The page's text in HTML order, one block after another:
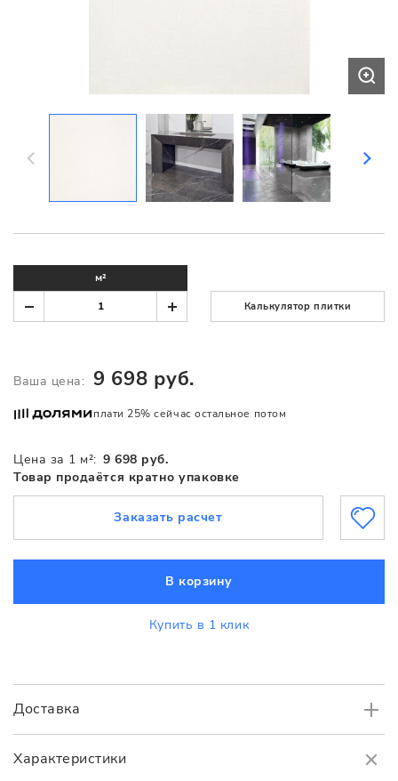
Характеристики
Доставка
Доставка
Цена за 1 м²: 9 698 руб.
Товар продаётся кратно упаковке
м²
Калькулятор плитки
Ваша цена: 9 698 руб.
плати 25% сейчас остальное потом
В корзину
Купить в 1 клик
Заказать расчет